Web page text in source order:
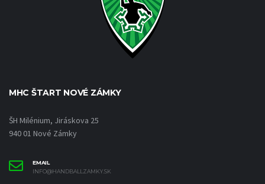
MHC ŠTART NOVÉ ZÁMKY
ŠH Milénium, Jiráskova 25
940 01 Nové Zámky
EMAIL
INFO@HANDBALLZAMKY.SK